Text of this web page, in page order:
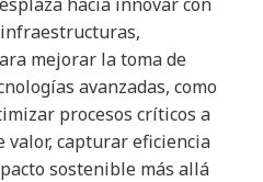
mejorar la toma de
avanzadas, como
procesos críticos a
valor, capturar eficiencia
sostenible más allá